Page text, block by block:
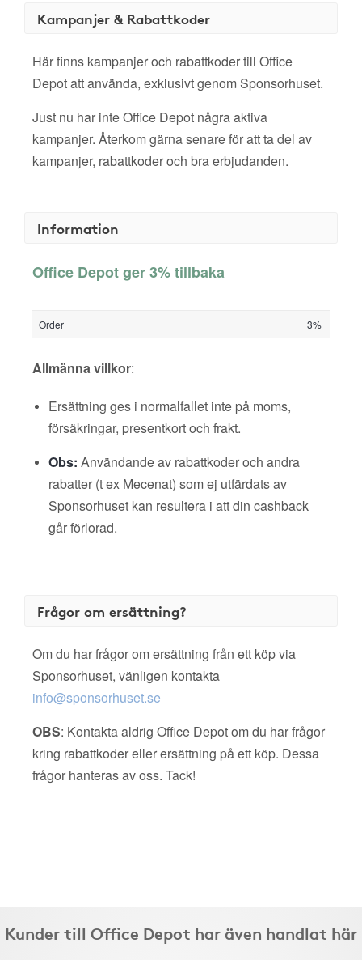
Kampanjer & Rabattkoder
Här finns kampanjer och rabattkoder till Office
Depot att använda, exklusivt genom Sponsorhuset.
Just nu har inte Office Depot några aktiva
kampanjer. Återkom gärna senare för att ta del av
kampanjer, rabattkoder och bra erbjudanden.
Information
Office Depot ger 3% tillbaka
Order 3%
Allmänna villkor:
Ersättning ges i normalfallet inte på moms,
försäkringar, presentkort och frakt.
Obs: Användande av rabattkoder och andra
rabatter (t ex Mecenat) som ej utfärdats av
Sponsorhuset kan resultera i att din cashback
går förlorad.
Frågor om ersättning?
Om du har frågor om ersättning från ett köp via
Sponsorhuset, vänligen kontakta
info@sponsorhuset.se
OBS: Kontakta aldrig Office Depot om du har frågor
kring rabattkoder eller ersättning på ett köp. Dessa
frågor hanteras av oss. Tack!
Kunder till Office Depot har även handlat här